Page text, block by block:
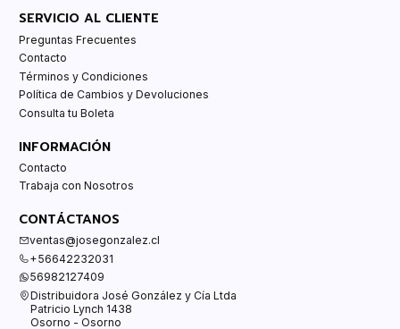
SERVICIO AL CLIENTE
Preguntas Frecuentes
Contacto
Términos y Condiciones
Política de Cambios y Devoluciones
Consulta tu Boleta
INFORMACIÓN
Contacto
Trabaja con Nosotros
CONTÁCTANOS
ventas@josegonzalez.cl
+56642232031
56982127409
Distribuidora José González y Cía Ltda
Patricio Lynch 1438
Osorno - Osorno